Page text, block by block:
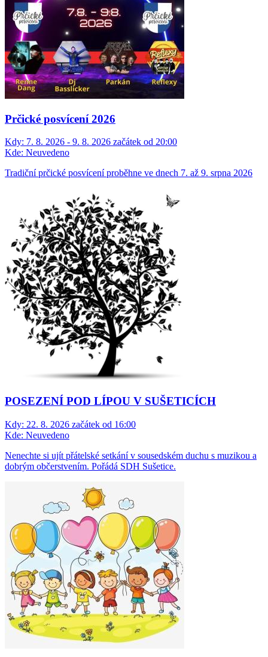
Prčické posvícení 2026
Kdy: 7. 8. 2026 - 9. 8. 2026 začátek od 20:00
Kde: Neuvedeno
Tradiční prčické posvícení proběhne ve dnech 7. až 9. srpna 2026
POSEZENÍ POD LÍPOU V SUŠETICÍCH
Kdy: 22. 8. 2026 začátek od 16:00
Kde: Neuvedeno
Nenechte si ujít přátelské setkání v sousedském duchu s muzikou a
dobrým občerstvením. Pořádá SDH Sušetice.